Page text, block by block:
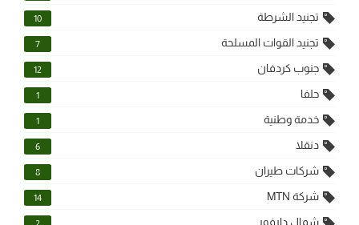
تجنيد الشرطة 10
تجنيد القوات المسلحة 7
جنوب كردفان 12
حلفا 1
خدمة وطنية 1
دنقلا 6
شركات طيران 8
شركة MTN 14
شمال دارفور